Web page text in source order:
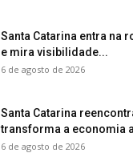
Santa Catarina entra na
e mira visibilidade...
6 de agosto de 2026
Santa Catarina
transforma a economia
6 de agosto de 2026